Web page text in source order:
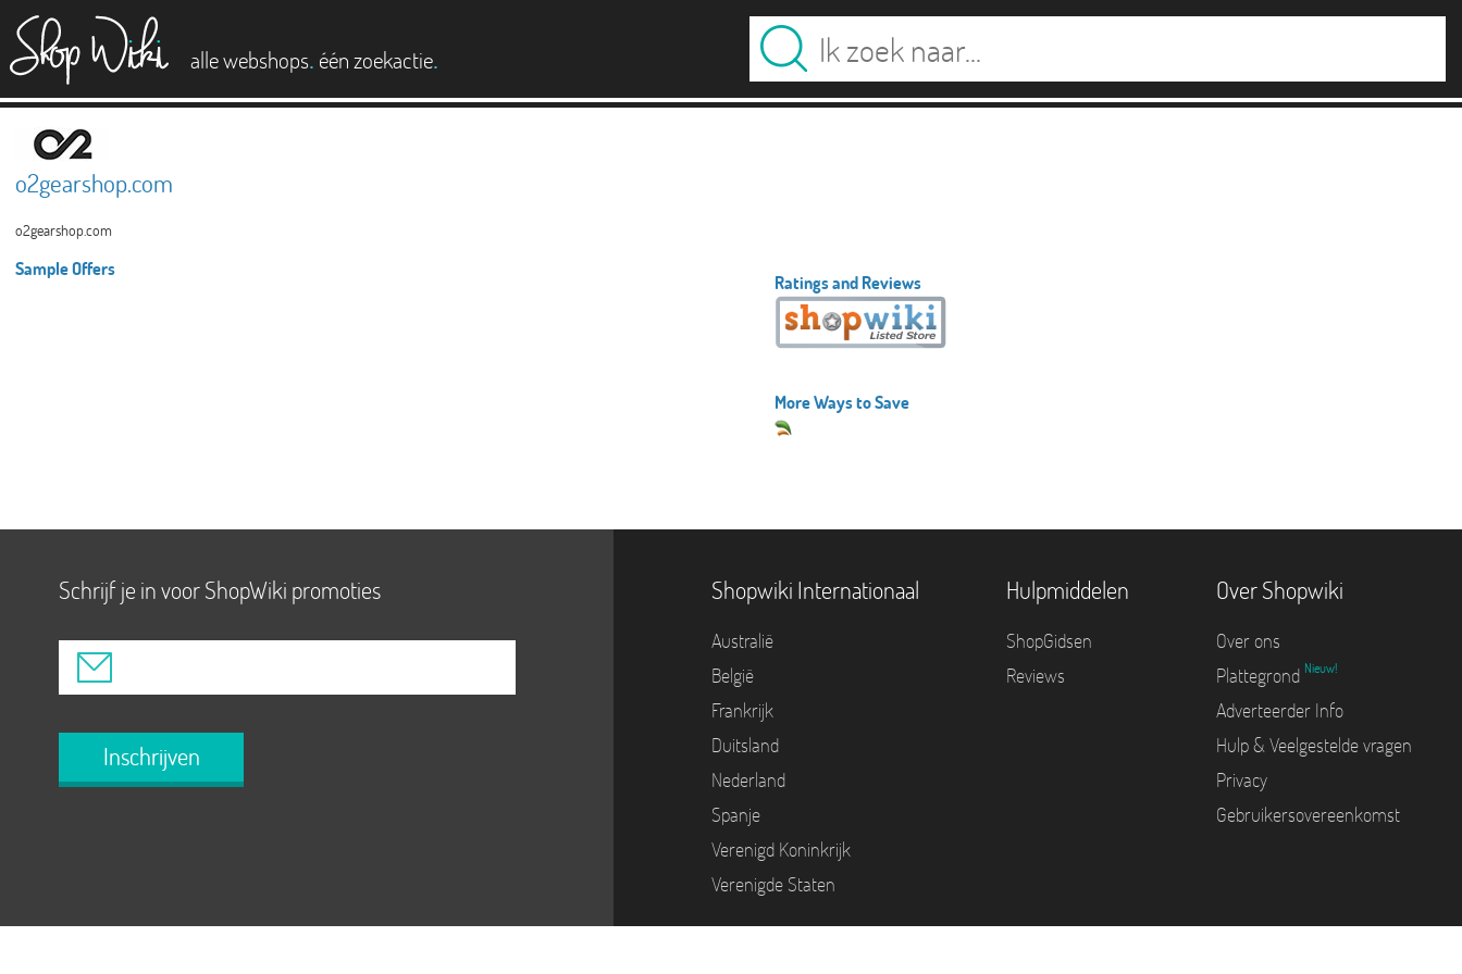
alle webshops. één zoekactie.
o2gearshop.com
o2gearshop.com
Sample Offers
Ratings and Reviews
More Ways to Save
Schrijf je in voor ShopWiki promoties
Inschrijven
Shopwiki Internationaal
Australië
België
Frankrijk
Duitsland
Nederland
Spanje
Verenigd Koninkrijk
Verenigde Staten
Hulpmiddelen
ShopGidsen
Reviews
Over Shopwiki
Over ons
Plattegrond Nieuw!
Adverteerder Info
Hulp & Veelgestelde vragen
Privacy
Gebruikersovereenkomst